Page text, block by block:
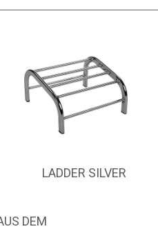
LADDER SILVER
DEM